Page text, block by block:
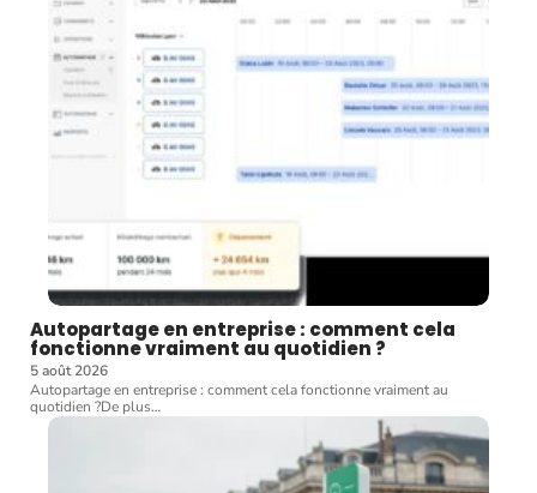
Autopartage en entreprise : comment cela
fonctionne vraiment au quotidien ?
5 août 2026
Autopartage en entreprise : comment cela fonctionne vraiment au
quotidien ?De plus…